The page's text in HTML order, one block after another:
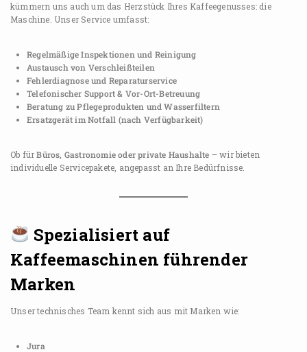
kümmern uns auch um das Herzstück Ihres Kaffeegenusses: die
Maschine. Unser Service umfasst:
Regelmäßige Inspektionen und Reinigung
Austausch von Verschleißteilen
Fehlerdiagnose und Reparaturservice
Telefonischer Support & Vor-Ort-Betreuung
Beratung zu Pflegeprodukten und Wasserfiltern
Ersatzgerät im Notfall (nach Verfügbarkeit)
Ob fürBüros, Gastronomie oder private Haushalte – wir bieten
individuelle Servicepakete, angepasst an Ihre Bedürfnisse.
Spezialisiert auf
Kaffeemaschinen führender
Marken
Unser technisches Team kennt sich aus mit Marken wie:
Jura